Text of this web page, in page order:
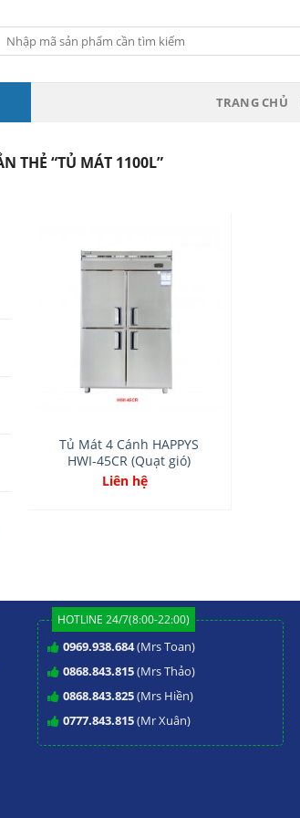
Tìm
TRANG CHỦ
THẺ “TỦ MÁT 1100L”
Tủ Mát 4 Cánh HAPPYS
HWI-45CR (Quạt gió)
Liên hệ
HOTLINE 24/7(8:00-22:00)
0969.938.684(Mrs Toan)
0868.843.815(Mrs Thảo)
0868.843.825(Mrs Hiền)
0777.843.815(Mr Xuân)